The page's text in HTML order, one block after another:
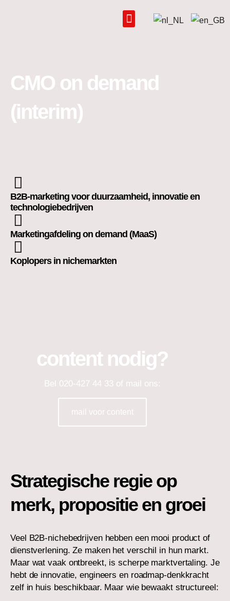
CMO on demand
(interim)
B2B-marketing voor duurzaamheid, innovatie en
technologiebedrijven
Marketingafdeling on demand (MaaS)
Koplopers in nichemarkten
content nodig?
Bel 020-427 44 33 of mail ons:
mail voor content
Strategische regie op
merk, propositie en groei
Veel B2B-nichebedrijven hebben een mooi product of
dienstverlening. Ze maken het verschil in hun markt.
Maar wat vaak ontbreekt, is scherpe marktvertaling. Je
hebt de innovatie, engineers en roadmap-denkkracht
zelf in huis beschikbaar. Maar wie bewaakt structureel: